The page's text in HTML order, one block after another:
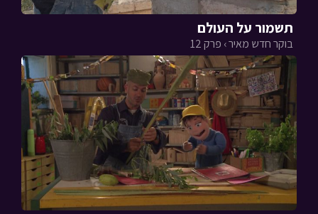
תשמור על העולם
בוקר חדש מאיר › פרק 12